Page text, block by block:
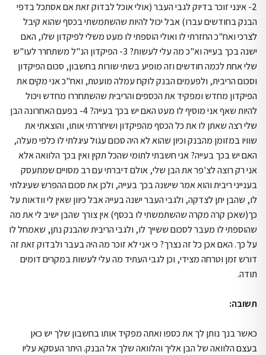
2- אינני זוכר בדיוק לגבי העבר (אולי אוכל לבדוק זאת אם אסתכל בדפי
הבנק בחודשים עברו) אבל יכול להיות שהשתמשתי בכסף שהוא קיבל
לצרכי ואח"כ החזרתי לו ואולי הוספתי לו מעט משלי לפיקדון שלו, האם
ישנה בכך בעייה וא"כ מה עלי לעשות? 3- הפיקדון הנ"ל משתחרר לעו"ש
שלי אחת לכמה חודשים וזה מופיע בשתי שורות בחשבון, סכום הפיקדון
וסכום הריבית, ולפעמים הבנק לוקח עמלה מועטת, ואח"כ אני מקים את
הפיקדון מחדש ומפקיד את הכספים והריבית שהשתחררו מחדש ויכול
להיות שאף אני מוסיף לו מעט האם יש בכך בעייה? 4- בפעם האחרונה הבן
שלי רצה שאתן לו את כל הכסף מהפיקדון ושיחררתי אותו, והוצאתי את
שוויו במזומן מהבנק וכיון שהוא לא היה סכום עגול עיגלתי לו כלפי מעלה,
האם יש בכך בעייה? אני חשבתי לתומי שהכל תקין ואין בכך הלוואה אלא
אני רק רוצה לצ'פר את הבן שלי, אולם דיברתי עם רב מסויים שמתעסק
בענייני ריבית והוא אמר שישנה בכך בעייה, ולכן את סכום ההפרש שעיגלתי
לו, שהבן יתן לצדקה, ולגבי העבר ישנה בעייה אבל כיוון שאין לי וודאות על
כך(שאכן קרה מקרה שהשתמשתי לו בכסף) אין צורך שהבן ישיב לי את מה
שהוספתי לו מעבר לסכום ששייך לו, ולגבי הריבית שהבנק נתן, שאמחל לו
על כך. האם אכן כל זה נצרך? כי אני לא זוכר מה היה בעבר ולבדוק זאת זה
דורש זמן וטרחה מצידי, וכן לגבי העתיד מה עלי לעשות במקרים דומים
תודה.
תשובה:
כאשר בנך נותן לך את כספו ואתה מפקיד אותו בחשבון שלך יש כאן
בעצם הלוואה של הבן אליך והלוואה שלך אל הבנק. היתר העסקא עליו